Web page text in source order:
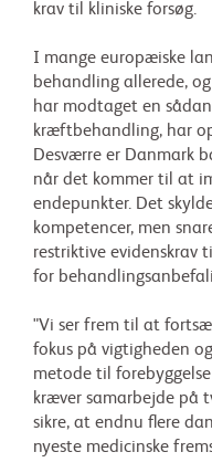
krav til kliniske forsøg.
I mange europæiske
behandling allerede,
har modtaget en
kræftbehandling, har
Desværre er Danmark
når det kommer til at
endepunkter. Det
kompetencer, men
restriktive evidenskrav
for
"Vi ser frem til at
fokus på vigtigheden
metode til
kræver samarbejde på
sikre, at endnu flere
nyeste medicinske